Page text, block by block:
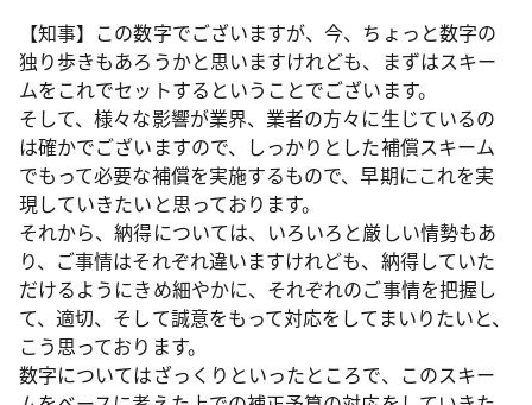
【知事】この数字でございますが、今、ちょっと数字の
独り歩きもあろうかと思いますけれども、まずはスキー
ムをこれでセットするということでございます。
そして、様々な影響が業界、業者の方々に生じているの
は確かでございますので、しっかりとした補償スキーム
でもって必要な補償を実施するもので、早期にこれを実
現していきたいと思っております。
それから、納得については、いろいろと厳しい情勢もあ
り、ご事情はそれぞれ違いますけれども、納得していた
だけるようにきめ細やかに、それぞれのご事情を把握し
て、適切、そして誠意をもって対応をしてまいりたいと、
こう思っております。
数字についてはざっくりといったところで、このスキー